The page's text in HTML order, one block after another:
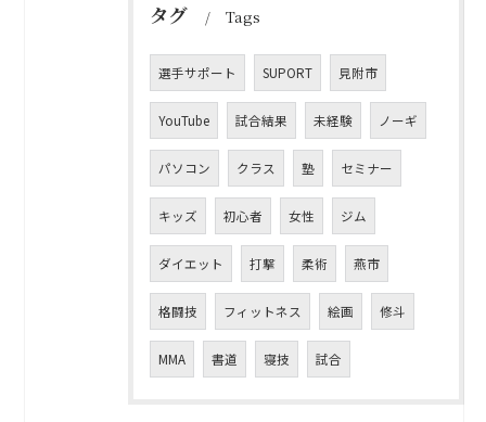
タグ Tags
選手サポート SUPORT 見附市
YouTube 試合結果 未経験 ノーギ
パソコン クラス 塾 セミナー
キッズ 初心者 女性 ジム
ダイエット 打撃 柔術 燕市
格闘技 フィットネス 絵画 修斗
MMA 書道 寝技 試合